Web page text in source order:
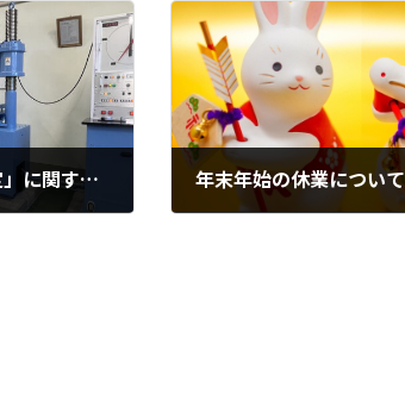
共同試験場の骨材試験価格改定」に関するお知らせ 年末年始の休業について
2023年11月28日